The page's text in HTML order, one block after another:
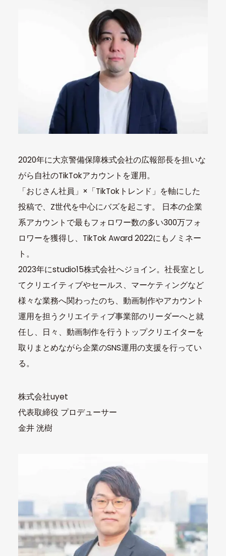
2020年に大京警備保障株式会社の広報部長を担いな
がら自社のTikTokアカウントを運用。
「おじさん社員」×「TikTokトレンド」を軸にした
投稿で、Z世代を中心にバズを起こす。 日本の企業
系アカウントで最もフォロワー数の多い300万フォ
ロワーを獲得し、TikTok Award 2022にもノミネー
ト。
2023年にstudio15株式会社へジョイン。社長室とし
てクリエイティブやセールス、マーケティングなど
様々な業務へ関わったのち、動画制作やアカウント
運用を担うクリエイティブ事業部のリーダーへと就
任し、日々、動画制作を行うトップクリエイターを
取りまとめながら企業のSNS運用の支援を行ってい
る。
株式会社uyet
代表取締役 プロデューサー
金井 洸樹